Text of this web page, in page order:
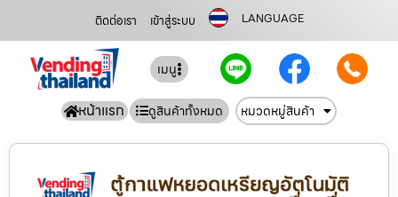
ติดต่อเรา เข้าสู่ระบบ LANGUAGE
เมนู
หน้าแรก ดูสินค้าทั้งหมด หมวดหมู่สินค้า